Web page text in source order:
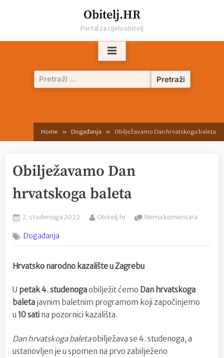
Obitelj.HR
Portal za cijelu obitelj
Pretraži:
Home Događanja Obilježavamo Dan hrvatskoga baleta
Obilježavamo Dan
hrvatskoga baleta
Posted
2. studenoga 2022 By
Obitelj.hr Nema komentara
Događanja
Hrvatsko narodno kazalište u Zagrebu
U petak 4. studenogaobilježit ćemo Dan hrvatskoga
baleta javnim baletnim programom koji započinjemo
u 10 sati na pozornici kazališta.
Dan hrvatskoga baletaobilježava se 4. studenoga, a
ustanovljen je u spomen na prvo zabilježeno